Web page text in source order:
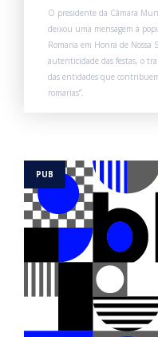
O presidente da Câmara
deixou uma mensagem à
Romaria em Honra de Nossa
autenticidade das festas, o
das entidades que
romarias”.